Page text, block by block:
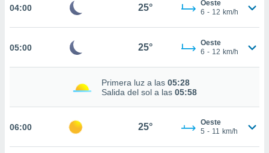
ya sean
en
04:00 25°
Oeste
6 - 12 km/h
05:00 25°
Oeste
6 - 12 km/h
Primera luz a las 05:28
Salida del sol a las 05:58
06:00 25°
Oeste
5 - 11 km/h